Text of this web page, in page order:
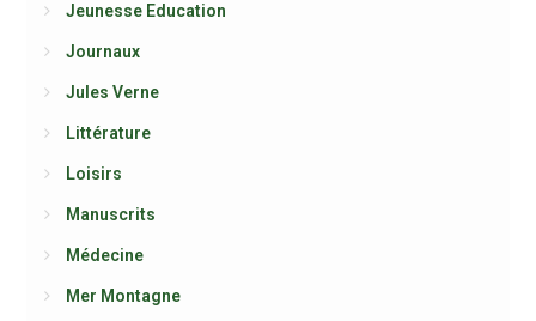
Jeunesse Education
Journaux
Jules Verne
Littérature
Loisirs
Manuscrits
Médecine
Mer Montagne